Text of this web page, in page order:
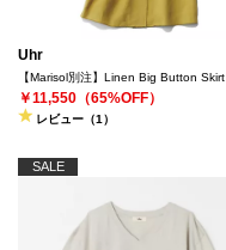
Uhr
【Marisol別注】Linen Big Button Skirt
￥11,550（65%OFF）
レビュー（1）
SALE